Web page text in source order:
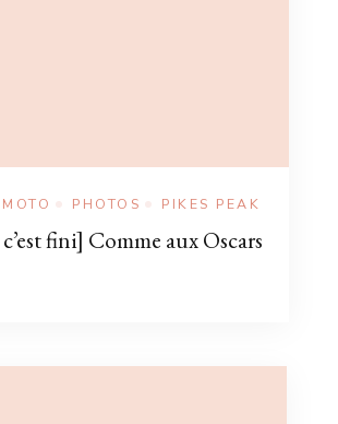
MOTO PHOTOS PIKES PEAK
fini] Comme aux Oscars